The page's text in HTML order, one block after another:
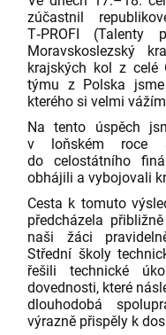
zúčastnil
T‑PROFI (Talenty
Moravskoslezský
krajských kol z celé
týmu z Polska
kterého si velmi
Na tento úspěch
v loňském roce
do celostátního
obhájili a vybojovali
Cesta k tomuto
předcházela
naši žáci
Střední školy
řešili technické
dovednosti, které
dlouhodobá
výrazně přispěly k